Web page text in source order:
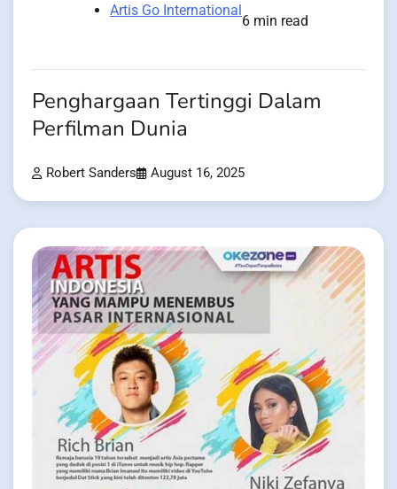
Artis Go International
6 min read
Penghargaan Tertinggi Dalam
Perfilman Dunia
Robert Sanders August 16, 2025